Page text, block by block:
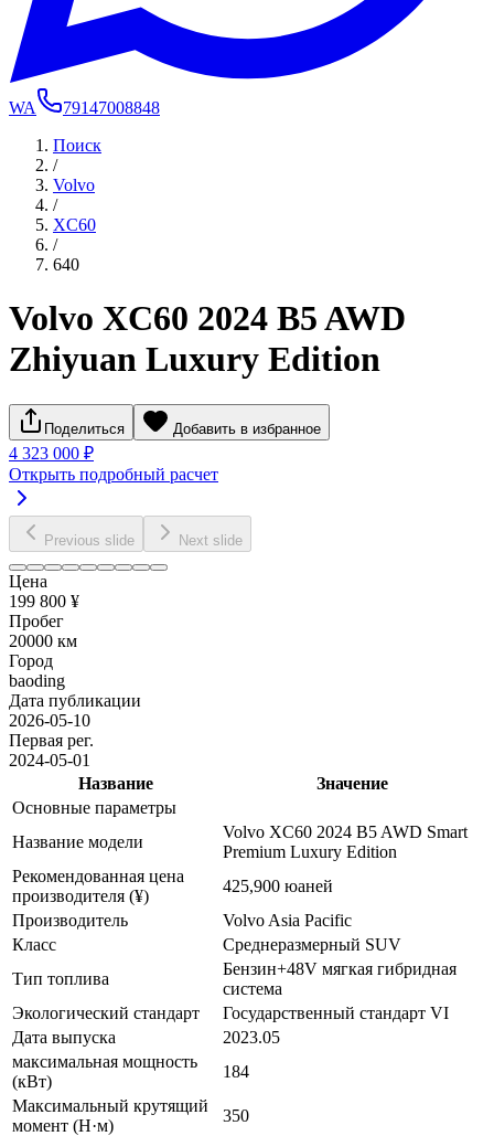
WA
79147008848
Поиск
/
Volvo
/
XC60
/
640
Volvo XC60 2024 B5 AWD
Zhiyuan Luxury Edition
Поделиться Добавить в избранное
4 323 000 ₽
Открыть подробный расчет
Previous slide Next slide
Цена
199 800 ¥
Пробег
20000 км
Город
baoding
Дата публикации
2026-05-10
Первая рег.
2024-05-01
Название
Значение
Основные параметры
Название модели
Volvo XC60 2024 B5 AWD Smart
Premium Luxury Edition
Рекомендованная цена
производителя (¥)
425,900 юаней
Производитель
Volvo Asia Pacific
Класс
Среднеразмерный SUV
Тип топлива
Бензин+48V мягкая гибридная
система
Экологический стандарт
Государственный стандарт VI
Дата выпуска
2023.05
максимальная мощность
(кВт)
184
Максимальный крутящий
момент (Н·м)
350